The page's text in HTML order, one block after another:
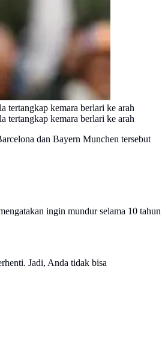
tertangkap kemara berlari ke arah
tertangkap kemara berlari ke arah
dan Bayern Munchen tersebut
ingin mundur selama 10 tahun
Jadi, Anda tidak bisa